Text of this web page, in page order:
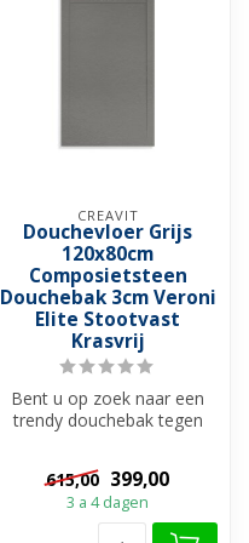
CREAVIT
Douchevloer Grijs
120x80cm
Composietsteen
Douchebak 3cm Veroni
Elite Stootvast
Krasvrij
Bent u op zoek naar een
trendy douchebak tegen
deze ...
615,00 399,00
3 a 4 dagen